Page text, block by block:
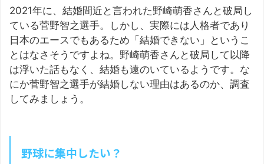
2021年に、結婚間近と言われた野崎萌香さんと破局し
ている菅野智之選手。しかし、実際には人格者であり
日本のエースでもあるため「結婚できない」というこ
とはなさそうですよね。野崎萌香さんと破局して以降
は浮いた話もなく、結婚も遠のいているようです。な
にか菅野智之選手が結婚しない理由はあるのか、調査
してみましょう。
野球に集中したい？